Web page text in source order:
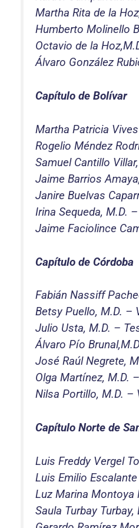
Martha Rita de la
Humberto Molinello
Octavio de la
Álvaro González
Capítulo de Bolívar
Martha Patricia
Rogelio Méndez
Samuel Cantillo
Jaime Barrios
Janire Buelvas
Irina Sequeda, M.D.
Jaime Faciolince
Capítulo de Córdoba
Fabián Nassiff
Betsy Puello, M.D. –
Julio Usta, M.D. –
Álvaro Pío
José Raúl Negrete,
Olga Martínez, M.D.
Nilsa Portillo, M.D. –
Capítulo Norte de
Luis Freddy Vergel
Luis Emilio
Luz Marina Montoya
Saula Turbay